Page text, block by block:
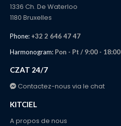
1336 Ch. De Waterloo
1180 Bruxelles
Phone: +32 2 646 47 47
Harmonogram: Pon - Pt / 9:00 - 18:00
CZAT 24/7
Contactez-nous via le chat
KITCIEL
A propos de nous